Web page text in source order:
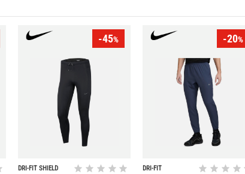
-45%
DRI-FIT SHIELD
-20%
DRI-FIT